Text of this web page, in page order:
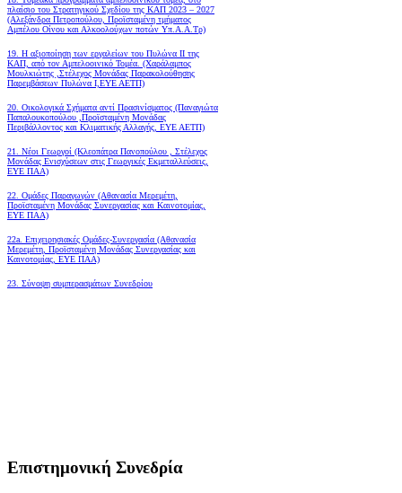
πλαίσιο του Στρατηγικού Σχεδίου της ΚΑΠ 2023 – 2027
(Αλεξάνδρα Πετροπούλου, Προϊσταμένη τμήματος
Αμπέλου Οίνου και Αλκοολούχων ποτών Υπ.Α.Α.Τρ)
19. Η αξιοποίηση των εργαλείων του Πυλώνα ΙΙ της
ΚΑΠ, από τον Αμπελοοινικό Τομέα. (Χαράλαμπος
Μουλκιώτης ,Στέλεχος Μονάδας Παρακολούθησης
Παρεμβάσεων Πυλώνα Ι,ΕΥΕ ΑΕΤΠ)
20. Οικολογικά Σχήματα αντί Πρασινίσματος (Παναγιώτα
Παπαλουκοπούλου ,Προϊσταμένη Μονάδας
Περιβάλλοντος και Κλιματικής Αλλαγής, ΕΥΕ ΑΕΤΠ)
21. Νέοι Γεωργοί (Κλεοπάτρα Πανοπούλου , Στέλεχος
Μονάδας Ενισχύσεων στις Γεωργικές Εκμεταλλεύσεις,
ΕΥΕ ΠΑΑ)
22. Ομάδες Παραγωγών (Αθανασία Μερεμέτη,
Προϊσταμένη Μονάδας Συνεργασίας και Καινοτομίας,
ΕΥΕ ΠΑΑ)
22a. Επιχειρησιακές Ομάδες-Συνεργασία (Αθανασία
Μερεμέτη, Προϊσταμένη Μονάδας Συνεργασίας και
Καινοτομίας, ΕΥΕ ΠΑΑ)
23. Σύνοψη συμπερασμάτων Συνεδρίου
Επιστημονική Συνεδρία